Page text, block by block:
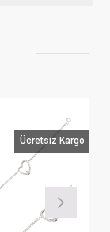
Ücretsiz Kargo